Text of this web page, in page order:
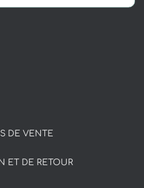
DE VENTE
ET DE RETOUR